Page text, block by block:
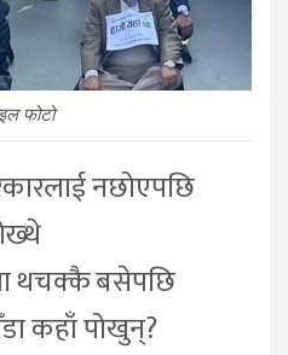
फोटो
नछोएपछि
थचक्कै बसेपछि
कहाँ पोखुन्?